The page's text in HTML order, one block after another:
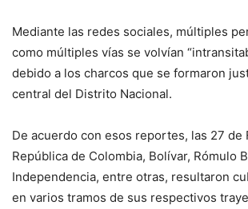
Mediante las redes sociales, múltiples
como múltiples vías se volvían
debido a los charcos que se formaron
central del Distrito Nacional.
De acuerdo con esos reportes, las 27 de
República de Colombia, Bolívar, Rómulo
Independencia, entre otras, resultaron
en varios tramos de sus respectivos